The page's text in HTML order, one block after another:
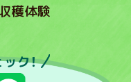
穫体験
ク！